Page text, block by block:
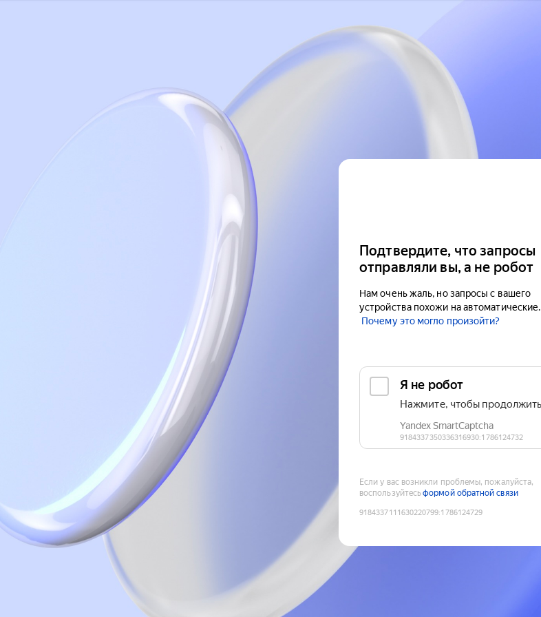
Подтвердите, что запросы
отправляли вы, а не робот
Нам очень жаль, но запросы с вашего
устройства похожи на автоматические.
Почему это могло произойти?
Если у вас возникли проблемы, пожалуйста,
воспользуйтесьформой обратной связи
9184337111630220799:1786124729